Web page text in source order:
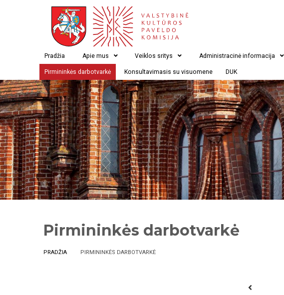
Pradžia Apie mus Veiklos sritys Administracinė informacija
Pirmininkės darbotvarkė Konsultavimasis su visuomene DUK
Pirmininkės darbotvarkė
PRADŽIA PIRMININKĖS DARBOTVARKĖ